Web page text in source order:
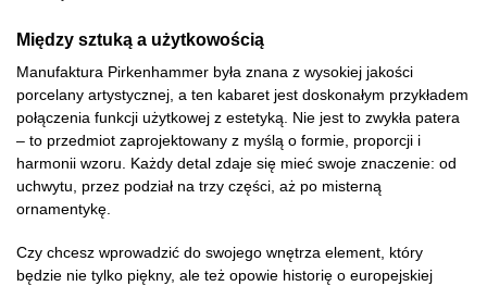
Między sztuką a użytkowością
Manufaktura Pirkenhammer była znana z wysokiej jakości
porcelany artystycznej, a ten kabaret jest doskonałym przykładem
połączenia funkcji użytkowej z estetyką. Nie jest to zwykła patera
– to przedmiot zaprojektowany z myślą o formie, proporcji i
harmonii wzoru. Każdy detal zdaje się mieć swoje znaczenie: od
uchwytu, przez podział na trzy części, aż po misterną
ornamentykę.
Czy chcesz wprowadzić do swojego wnętrza element, który
będzie nie tylko piękny, ale też opowie historię o europejskiej